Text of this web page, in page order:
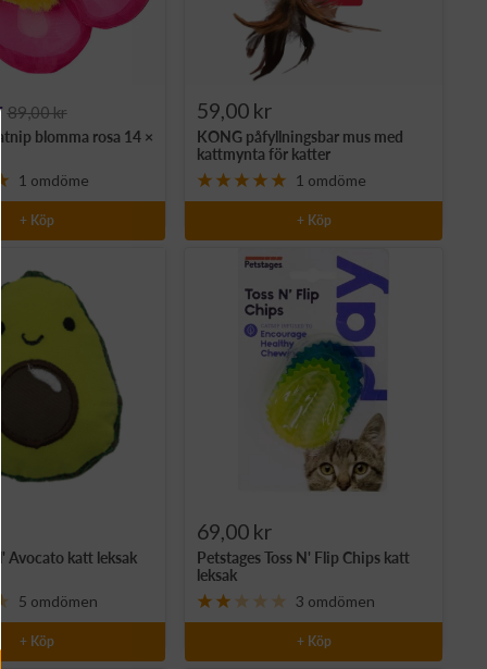
89,00 kr
blomma rosa 14 ×
1 omdöme
+ Köp
Rea-
pris
59,00 kr
KONG påfyllningsbar mus med
kattmynta för katter
1 omdöme
+ Köp
Avocato katt leksak
5 omdömen
+ Köp
Rea-
pris
69,00 kr
Petstages Toss N' Flip Chips katt
leksak
3 omdömen
+ Köp